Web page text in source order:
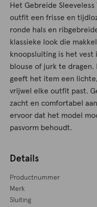
Het Gebreide
outfit een frisse en
ronde hals en
klassieke look die
knoopsluiting is het vest
blouse of jurk te
geeft het item een
vrijwel elke outfit past.
zacht en comfortabel
ervoor dat het model
pasvorm behoudt.
Details
Productnummer
Merk
Sluiting